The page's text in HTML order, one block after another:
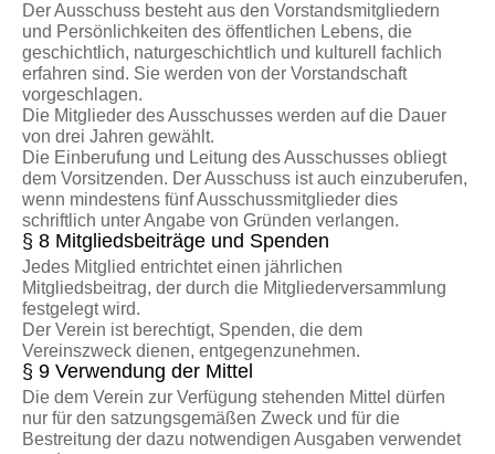
Der Ausschuss besteht aus den Vorstandsmitgliedern
und Persönlichkeiten des öffentlichen Lebens, die
geschichtlich, naturgeschichtlich und kulturell fachlich
erfahren sind. Sie werden von der Vorstandschaft
vorgeschlagen.
Die Mitglieder des Ausschusses werden auf die Dauer
von drei Jahren gewählt.
Die Einberufung und Leitung des Ausschusses obliegt
dem Vorsitzenden. Der Ausschuss ist auch einzuberufen,
wenn mindestens fünf Ausschussmitglieder dies
schriftlich unter Angabe von Gründen verlangen.
§ 8 Mitgliedsbeiträge und Spenden
Jedes Mitglied entrichtet einen jährlichen
Mitgliedsbeitrag, der durch die Mitgliederversammlung
festgelegt wird.
Der Verein ist berechtigt, Spenden, die dem
Vereinszweck dienen, entgegenzunehmen.
§ 9 Verwendung der Mittel
Die dem Verein zur Verfügung stehenden Mittel dürfen
nur für den satzungsgemäßen Zweck und für die
Bestreitung der dazu notwendigen Ausgaben verwendet